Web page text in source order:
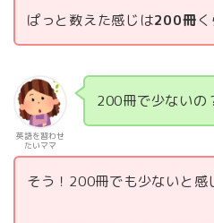
ぱっと数えた感じは200冊
英語を習わせ
たいママ
200冊で少ないの
そう！200冊でも少ないと感